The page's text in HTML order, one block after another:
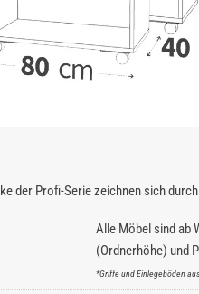
der Profi-Serie zeichnen sich
Alle Möbel sind ab
(Ordnerhöhe) und
*Griffe und Einlegeböden